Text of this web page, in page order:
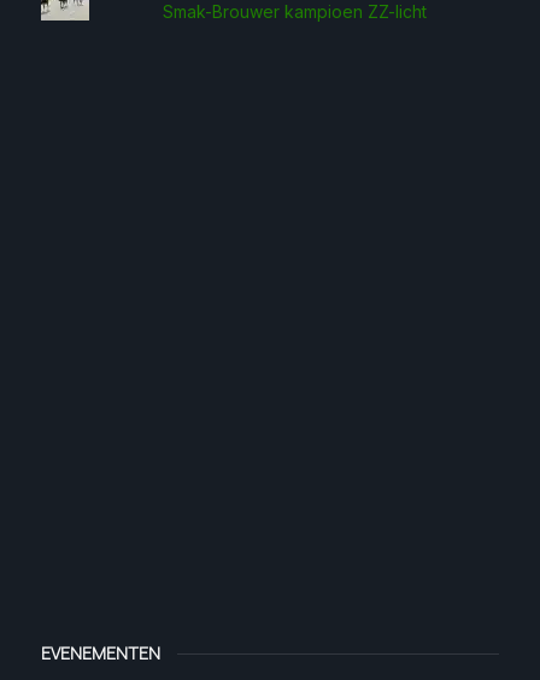
Smak-Brouwer kampioen ZZ-licht
EVENEMENTEN